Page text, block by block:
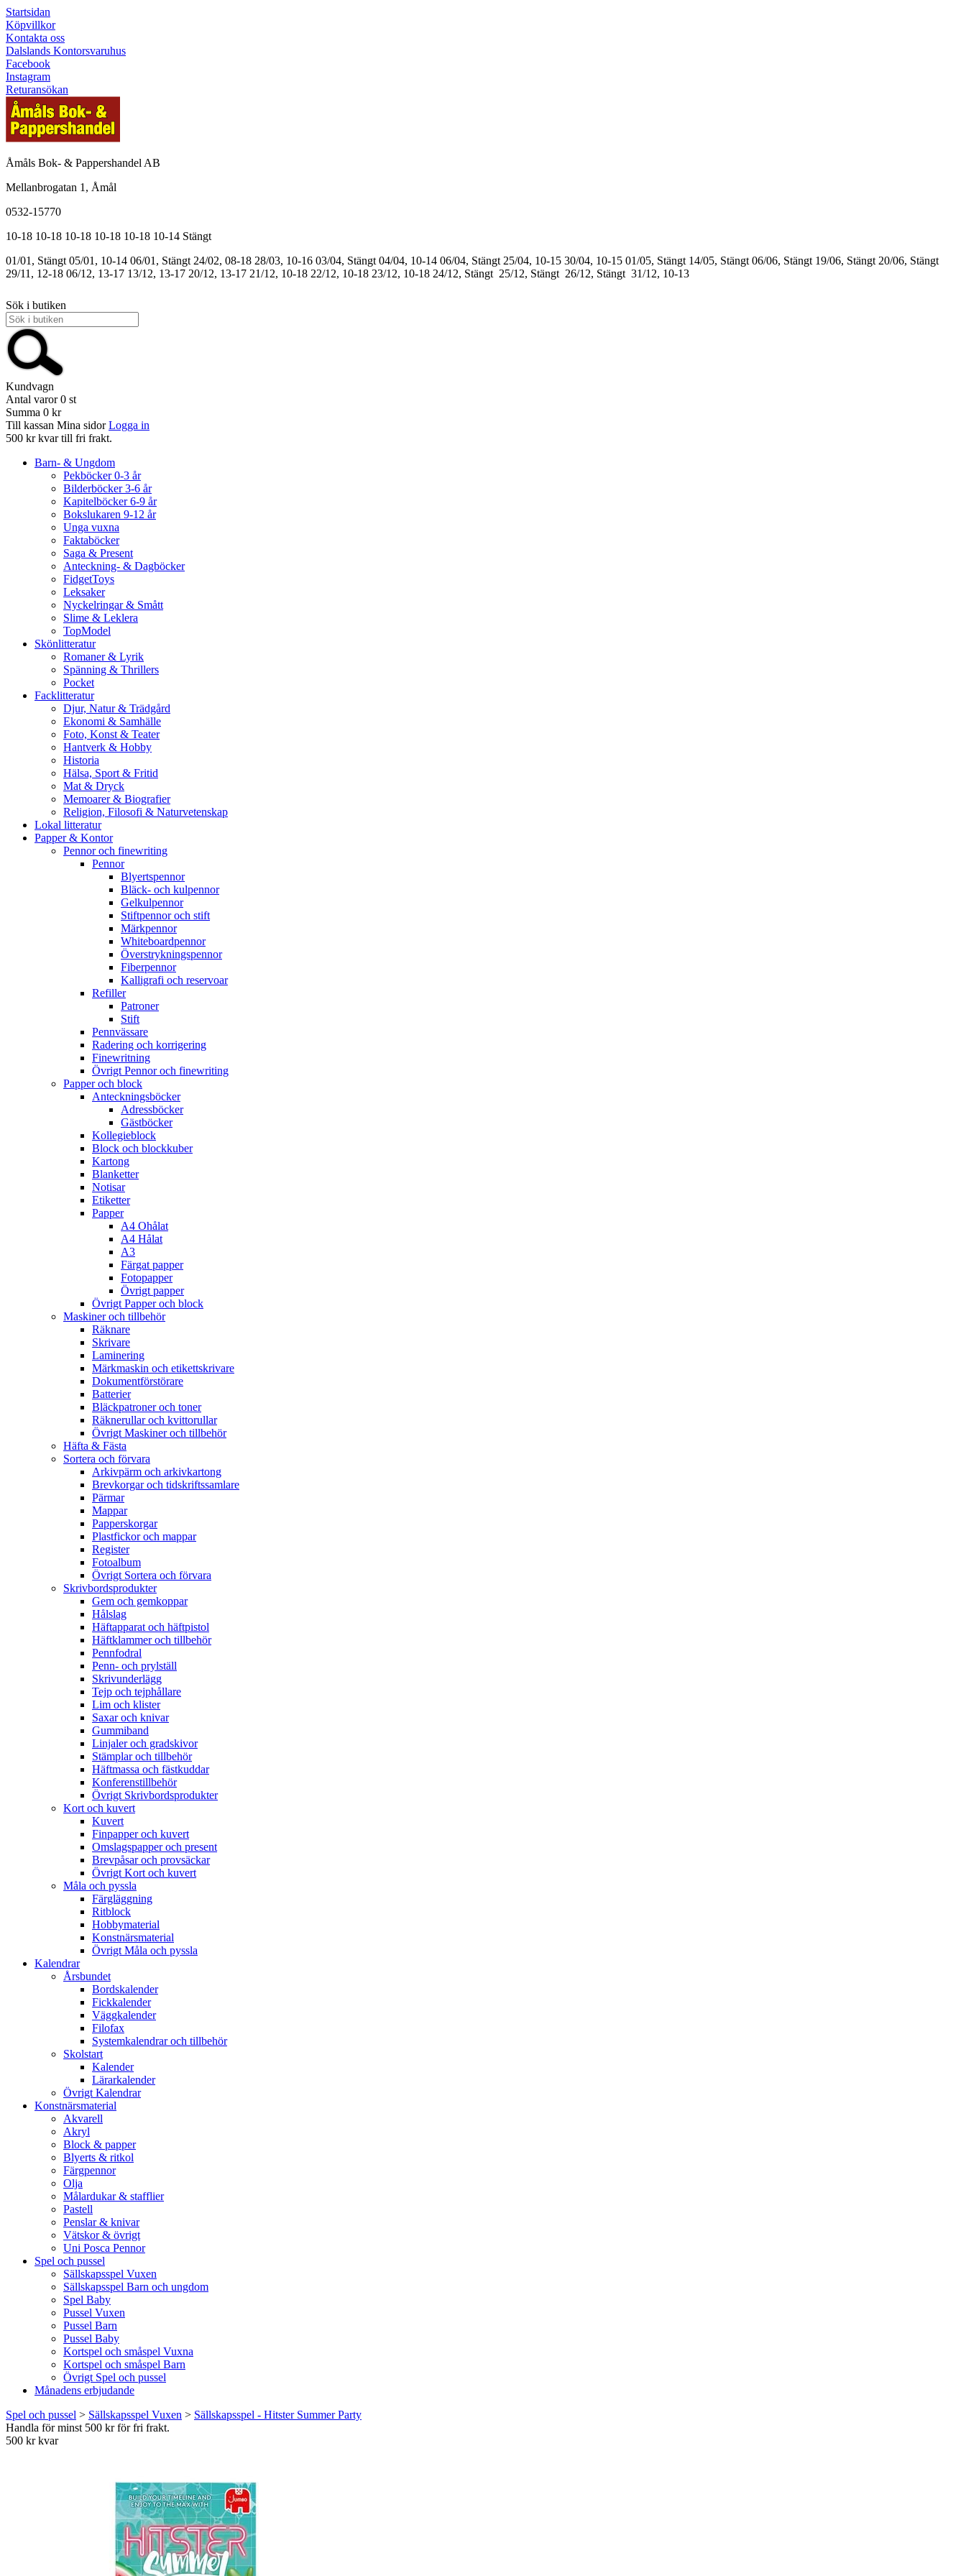
Startsidan
Köpvillkor
Kontakta oss
Dalslands Kontorsvaruhus
Facebook
Instagram
Returansökan
Åmåls Bok- & Pappershandel AB
Mellanbrogatan 1, Åmål
0532-15770
10-18 10-18 10-18 10-18 10-18 10-14 Stängt
01/01, Stängt 05/01, 10-14 06/01, Stängt 24/02, 08-18 28/03, 10-16 03/04, Stängt 04/04, 10-14 06/04, Stängt 25/04, 10-15 30/04, 10-15 01/05, Stängt 14/05, Stängt 06/06, Stängt 19/06, Stängt 20/06, Stängt
29/11, 12-18 06/12, 13-17 13/12, 13-17 20/12, 13-17 21/12, 10-18 22/12, 10-18 23/12, 10-18 24/12, Stängt 25/12, Stängt 26/12, Stängt 31/12, 10-13
Sök i butiken
Kundvagn
Antal varor 0 st
Summa 0 kr
Till kassan Mina sidor Logga in
500 kr kvar till fri frakt.
Barn- & Ungdom
Pekböcker 0-3 år
Bilderböcker 3-6 år
Kapitelböcker 6-9 år
Bokslukaren 9-12 år
Unga vuxna
Faktaböcker
Saga & Present
Anteckning- & Dagböcker
FidgetToys
Leksaker
Nyckelringar & Smått
Slime & Leklera
TopModel
Skönlitteratur
Romaner & Lyrik
Spänning & Thrillers
Pocket
Facklitteratur
Djur, Natur & Trädgård
Ekonomi & Samhälle
Foto, Konst & Teater
Hantverk & Hobby
Historia
Hälsa, Sport & Fritid
Mat & Dryck
Memoarer & Biografier
Religion, Filosofi & Naturvetenskap
Lokal litteratur
Papper & Kontor
Pennor och finewriting
Pennor
Blyertspennor
Bläck- och kulpennor
Gelkulpennor
Stiftpennor och stift
Märkpennor
Whiteboardpennor
Överstrykningspennor
Fiberpennor
Kalligrafi och reservoar
Refiller
Patroner
Stift
Pennvässare
Radering och korrigering
Finewritning
Övrigt Pennor och finewriting
Papper och block
Anteckningsböcker
Adressböcker
Gästböcker
Kollegieblock
Block och blockkuber
Kartong
Blanketter
Notisar
Etiketter
Papper
A4 Ohålat
A4 Hålat
A3
Färgat papper
Fotopapper
Övrigt papper
Övrigt Papper och block
Maskiner och tillbehör
Räknare
Skrivare
Laminering
Märkmaskin och etikettskrivare
Dokumentförstörare
Batterier
Bläckpatroner och toner
Räknerullar och kvittorullar
Övrigt Maskiner och tillbehör
Häfta & Fästa
Sortera och förvara
Arkivpärm och arkivkartong
Brevkorgar och tidskriftssamlare
Pärmar
Mappar
Papperskorgar
Plastfickor och mappar
Register
Fotoalbum
Övrigt Sortera och förvara
Skrivbordsprodukter
Gem och gemkoppar
Hålslag
Häftapparat och häftpistol
Häftklammer och tillbehör
Pennfodral
Penn- och prylställ
Skrivunderlägg
Tejp och tejphållare
Lim och klister
Saxar och knivar
Gummiband
Linjaler och gradskivor
Stämplar och tillbehör
Häftmassa och fästkuddar
Konferenstillbehör
Övrigt Skrivbordsprodukter
Kort och kuvert
Kuvert
Finpapper och kuvert
Omslagspapper och present
Brevpåsar och provsäckar
Övrigt Kort och kuvert
Måla och pyssla
Färgläggning
Ritblock
Hobbymaterial
Konstnärsmaterial
Övrigt Måla och pyssla
Kalendrar
Årsbundet
Bordskalender
Fickkalender
Väggkalender
Filofax
Systemkalendrar och tillbehör
Skolstart
Kalender
Lärarkalender
Övrigt Kalendrar
Konstnärsmaterial
Akvarell
Akryl
Block & papper
Blyerts & ritkol
Färgpennor
Olja
Målardukar & stafflier
Pastell
Penslar & knivar
Vätskor & övrigt
Uni Posca Pennor
Spel och pussel
Sällskapsspel Vuxen
Sällskapsspel Barn och ungdom
Spel Baby
Pussel Vuxen
Pussel Barn
Pussel Baby
Kortspel och småspel Vuxna
Kortspel och småspel Barn
Övrigt Spel och pussel
Månadens erbjudande
Spel och pussel > Sällskapsspel Vuxen > Sällskapsspel - Hitster Summer Party
Handla för minst 500 kr för fri frakt.
500 kr kvar